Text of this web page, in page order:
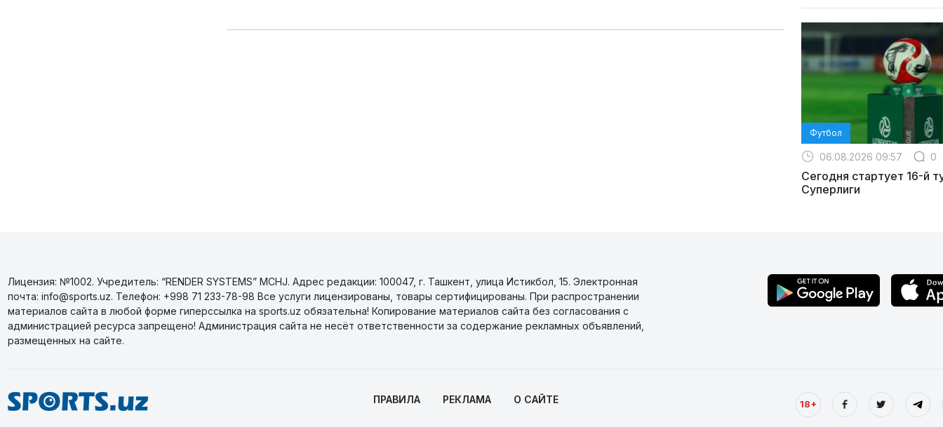
Футбол
06.08.2026 09:57 0
Сегодня стартует 16-й
Суперлиги
Лицензия: №1002. Учредитель: “RENDER SYSTEMS” MCHJ. Адрес редакции: 100047, г. Ташкент, улица Истикбол, 15. Электронная
почта: info@sports.uz. Телефон: +998 71 233-78-98 Все услуги лицензированы, товары сертифицированы. При распространении
материалов сайта в любой форме гиперссылка на sports.uz обязательна! Копирование материалов сайта без согласования с
администрацией ресурса запрещено! Администрация сайта не несёт ответственности за содержание рекламных объявлений,
размещенных на сайте.
ПРАВИЛА РЕКЛАМА О САЙТЕ 18+